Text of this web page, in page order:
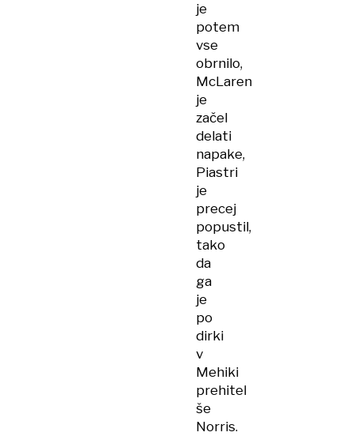
je
potem
vse
obrnilo,
McLaren
je
začel
delati
napake,
Piastri
je
precej
popustil,
tako
da
ga
je
po
dirki
v
Mehiki
prehitel
še
Norris.